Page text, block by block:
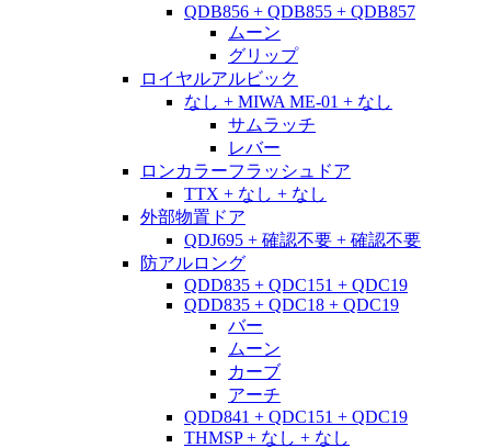
QDB856 + QDB855 + QDB857
ムーン
グリップ
ロイヤルアルビック
なし + MIWA ME-01 + なし
サムラッチ
レバー
ロンカラーフラッシュドア
TTX + なし + なし
外部物置ドア
QDJ695 + 確認不要 + 確認不要
防アルロング
QDD835 + QDC151 + QDC19
QDD835 + QDC18 + QDC19
バー
ムーン
カーブ
アーチ
QDD841 + QDC151 + QDC19
THMSP + なし + なし